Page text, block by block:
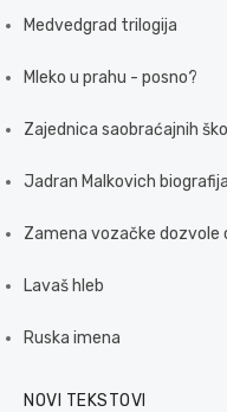
Medvedgrad trilogija
Mleko u prahu - posno?
Zajednica saobraćajnih
Jadran Malkovich biografija
Zamena vozačke dozvole
Lavaš hleb
Ruska imena
NOVI TEKSTOVI